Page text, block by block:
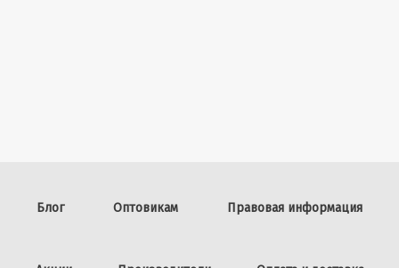
Блог Оптовикам Правовая информация